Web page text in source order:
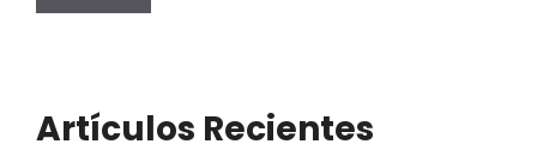
Artículos Recientes